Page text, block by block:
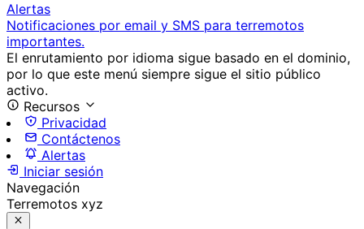
Alertas
Notificaciones por email y SMS para terremotos
importantes.
El enrutamiento por idioma sigue basado en el dominio,
por lo que este menú siempre sigue el sitio público
activo.
Recursos
Privacidad
Contáctenos
Alertas
Iniciar sesión
Navegación
Terremotos xyz